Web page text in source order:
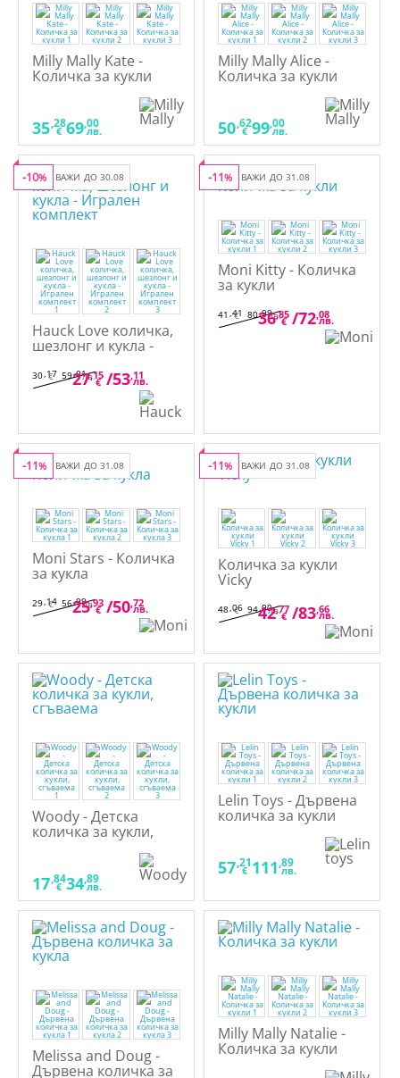
Milly Mally Kate -
Количка за кукли
35,28
€ 69,00
лв.
Milly Mally Alice -
Количка за кукли
50,62
€ 99,00
лв.
ВАЖИ ДО 30.08
-10%
Hauck Love количка,
шезлонг и кукла -
Игрален комплект
30,17
€ 59,01лв.
27,15
€ /53,11
лв.
ВАЖИ ДО 31.08
-11%
Moni Kitty - Количка
за кукли
41 ,41
€ 80,99лв.
36,85
€ /72,08
лв.
ВАЖИ ДО 31.08
-11%
Moni Stars - Количка
за кукла
29,14
€ 56,99лв.
25,93
€ /50,72
лв.
ВАЖИ ДО 31.08
-11%
Количка за кукли
Vicky
48,06
€ 94,00лв.
42,77
€ /83,66
лв.
Woody - Детска
количка за кукли,
17,84
€ 34,89
лв.
Lelin Toys - Дървена
количка за кукли
57,21
€ 111,89
лв.
Melissa and Doug -
Дървена количка за
Milly Mally Natalie -
Количка за кукли